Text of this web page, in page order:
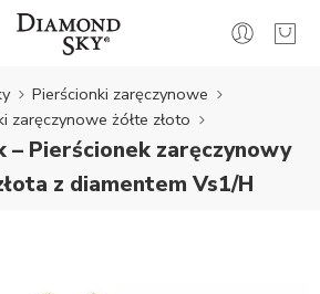
Pierścionki zaręczynowe
zaręczynowe żółte złoto
– Pierścionek zaręczynowy
z diamentem Vs1/H